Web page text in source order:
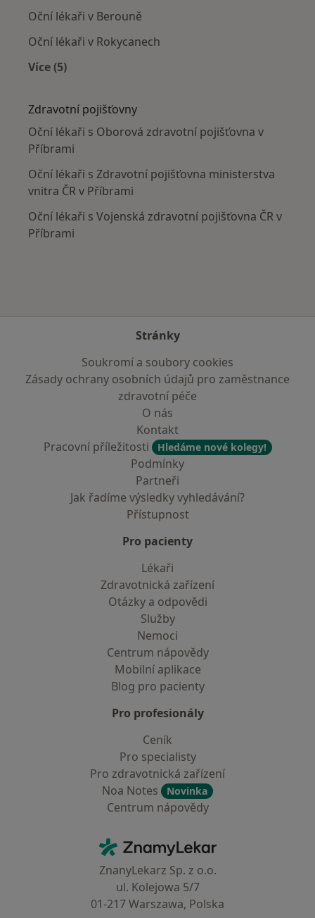
Oční lékaři v Berouně
Oční lékaři v Rokycanech
Více (5)
Zdravotní pojišťovny
Oční lékaři s Oborová zdravotní pojišťovna v
Příbrami
Oční lékaři s Zdravotní pojišťovna ministerstva
vnitra ČR v Příbrami
Oční lékaři s Vojenská zdravotní pojišťovna ČR v
Příbrami
Stránky
Soukromí a soubory cookies
Zásady ochrany osobních údajů pro zaměstnance
zdravotní péče
O nás
Kontakt
Pracovní příležitosti
Hledáme nové kolegy!
Podmínky
Partneři
Jak řadíme výsledky vyhledávání?
Přístupnost
Pro pacienty
Lékaři
Zdravotnická zařízení
Otázky a odpovědi
Služby
Nemoci
Centrum nápovědy
Mobilní aplikace
Blog pro pacienty
Pro profesionály
Ceník
Pro specialisty
Pro zdravotnická zařízení
Noa Notes
Novinka
Centrum nápovědy
ZnamyLekar - Hlavní stránka
ZnanyLekarz Sp. z o.o.
ul. Kolejowa 5/7
01-217 Warszawa, Polska